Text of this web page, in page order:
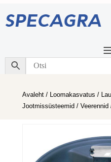
Avaleht/ Loomakasvatus /
Jootmissüsteemid / Veerennid